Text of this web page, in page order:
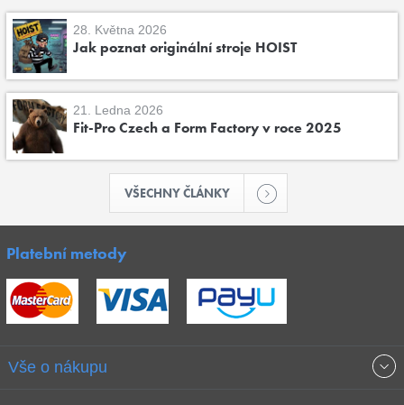
28. Května 2026
Jak poznat originální stroje HOIST
21. Ledna 2026
Fit-Pro Czech a Form Factory v roce 2025
VŠECHNY ČLÁNKY
Platební metody
Vše o nákupu